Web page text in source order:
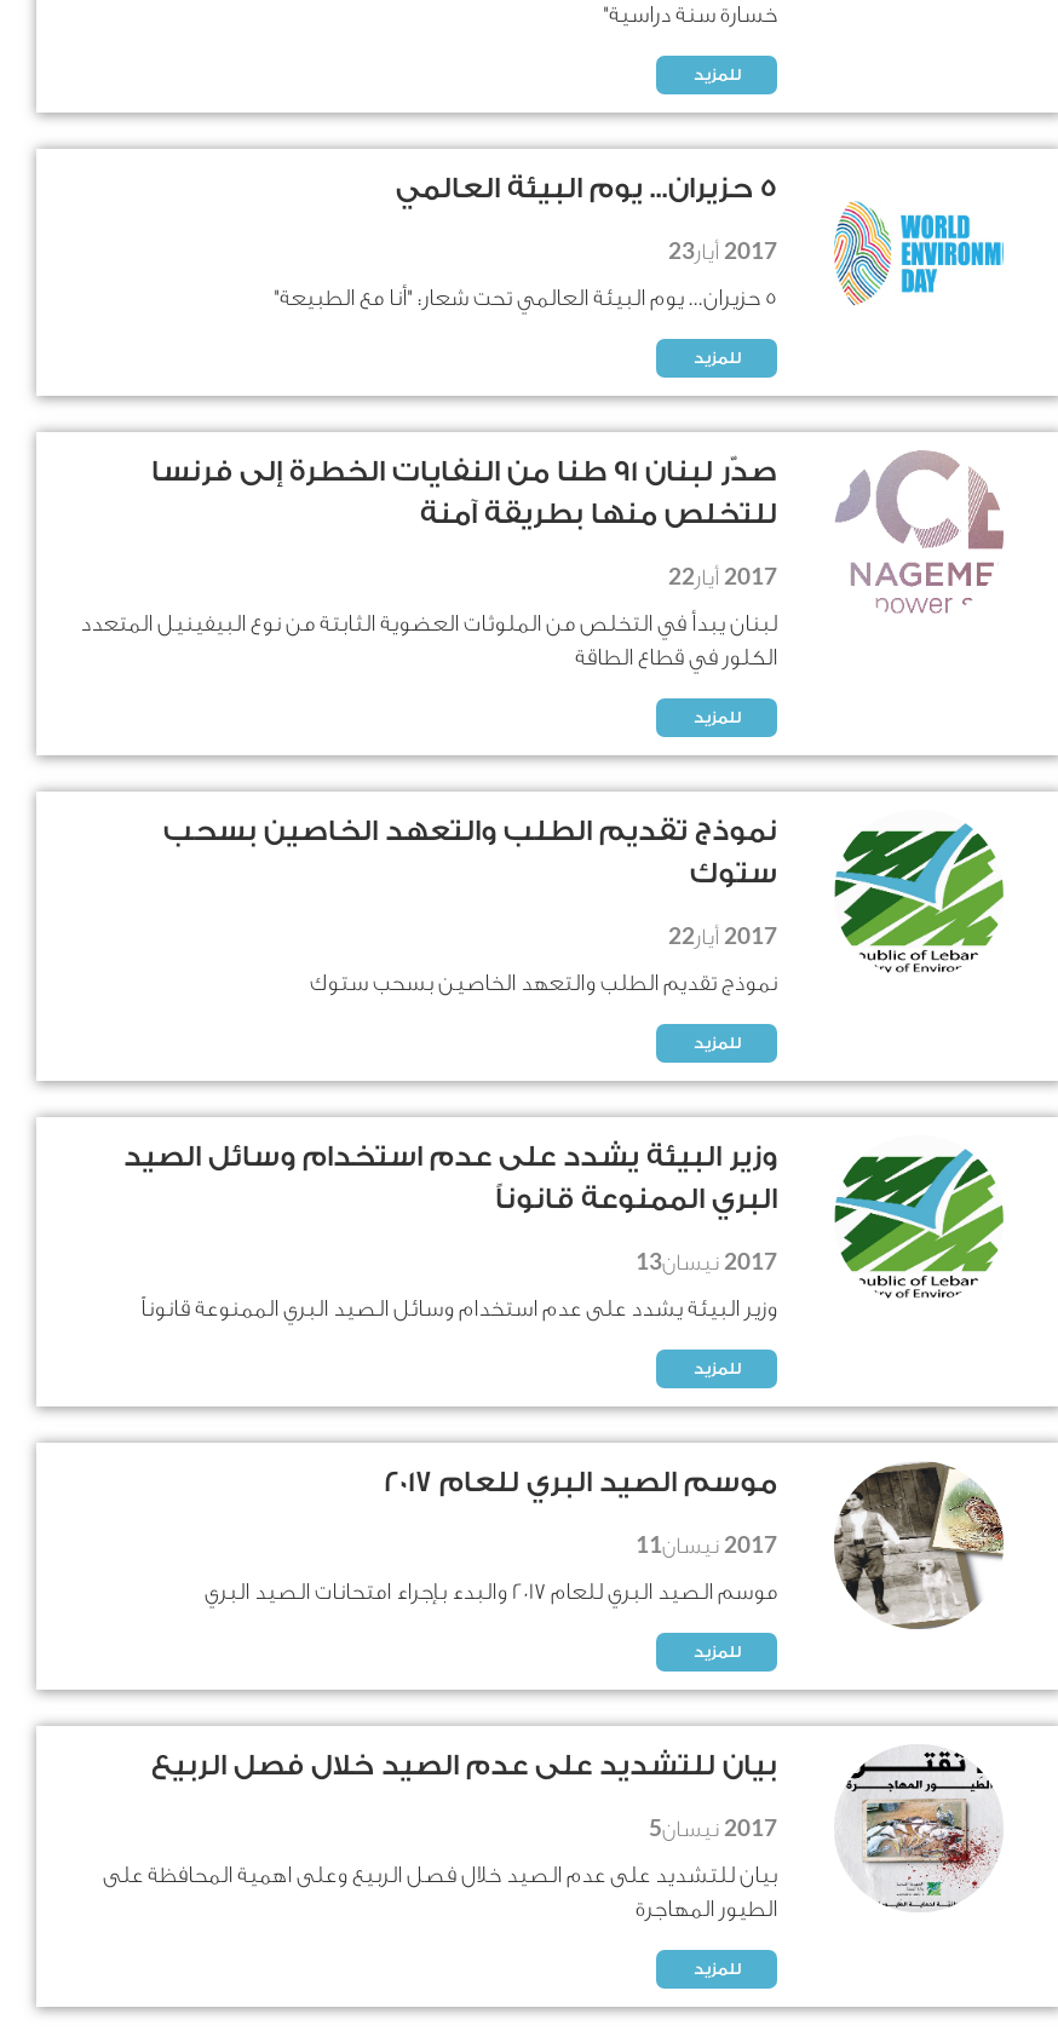
خسارة سنة دراسية"
للمزيد
5 حزيران... يوم البيئة العالمي
2017 أيار23
5 حزيران... يوم البيئة العالمي تحت شعار: "أنا مع الطبيعة"
للمزيد
صدّر لبنان 91 طنا من النفايات الخطرة إلى فرنسا
للتخلص منها بطريقة آمنة
2017 أيار22
لبنان يبدأ في التخلص من الملوثات العضوية الثابتة من نوع البيفينيل المتعدد
الكلور في قطاع الطاقة
للمزيد
نموذج تقديم الطلب والتعهد الخاصين بسحب
ستوك
2017 أيار22
نموذج تقديم الطلب والتعهد الخاصين بسحب ستوك
للمزيد
وزير البيئة يشدد على عدم استخدام وسائل الصيد
البري الممنوعة قانوناً
2017 نيسان13
وزير البيئة يشدد على عدم استخدام وسائل الصيد البري الممنوعة قانوناً
للمزيد
موسم الصيد البري للعام 2017
2017 نيسان11
موسم الصيد البري للعام 2017 والبدء بإجراء امتحانات الصيد البري
للمزيد
بيان للتشديد على عدم الصيد خلال فصل الربيع
2017 نيسان5
بيان للتشديد على عدم الصيد خلال فصل الربيع وعلى اهمية المحافظة على
الطيور المهاجرة
للمزيد